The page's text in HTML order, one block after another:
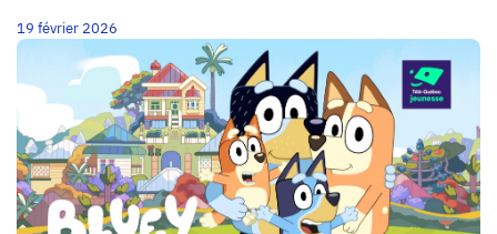
19 février 2026